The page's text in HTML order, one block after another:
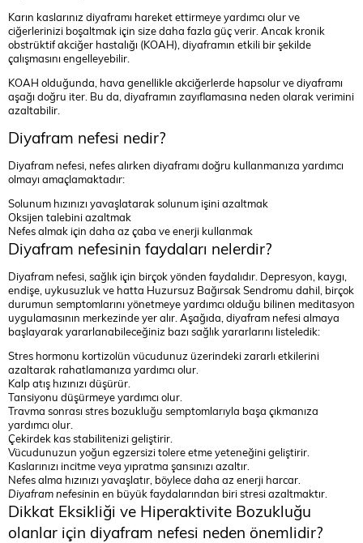
Karın kaslarınız diyaframı hareket ettirmeye yardımcı olur ve
ciğerlerinizi boşaltmak için size daha fazla güç verir. Ancak kronik
obstrüktif akciğer hastalığı (KOAH), diyaframın etkili bir şekilde
çalışmasını engelleyebilir.
KOAH olduğunda, hava genellikle akciğerlerde hapsolur ve diyaframı
aşağı doğru iter. Bu da, diyaframın zayıflamasına neden olarak verimini
azaltabilir.
Diyafram nefesi nedir?
Diyafram nefesi, nefes alırken diyaframı doğru kullanmanıza yardımcı
olmayı amaçlamaktadır:
Solunum hızınızı yavaşlatarak solunum işini azaltmak
Oksijen talebini azaltmak
Nefes almak için daha az çaba ve enerji kullanmak
Diyafram nefesinin faydaları nelerdir?
Diyafram nefesi, sağlık için birçok yönden faydalıdır. Depresyon, kaygı,
endişe, uykusuzluk ve hatta Huzursuz Bağırsak Sendromu dahil, birçok
durumun semptomlarını yönetmeye yardımcı olduğu bilinen meditasyon
uygulamasının merkezinde yer alır. Aşağıda, diyafram nefesi almaya
başlayarak yararlanabileceğiniz bazı sağlık yararlarını listeledik:
Stres hormonu kortizolün vücudunuz üzerindeki zararlı etkilerini
azaltarak rahatlamanıza yardımcı olur.
Kalp atış hızınızı düşürür.
Tansiyonu düşürmeye yardımcı olur.
Travma sonrası stres bozukluğu semptomlarıyla başa çıkmanıza
yardımcı olur.
Çekirdek kas stabilitenizi geliştirir.
Vücudunuzun yoğun egzersizi tolere etme yeteneğini geliştirir.
Kaslarınızı incitme veya yıpratma şansınızı azaltır.
Nefes alma hızınızı yavaşlatır, böylece daha az enerji harcar.
Diyafram nefesinin en büyük faydalarından biri stresi azaltmaktır.
Dikkat Eksikliği ve Hiperaktivite Bozukluğu
olanlar için diyafram nefesi neden önemlidir?